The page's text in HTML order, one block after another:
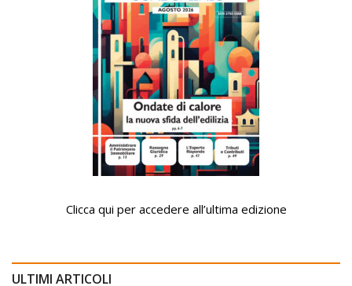
Clicca qui per accedere all’ultima edizione
ULTIMI ARTICOLI